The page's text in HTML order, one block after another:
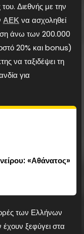
Διεθνής με την
ΑΕΚνα ασχοληθεί
άνω των 200.000
20% και bonus)
να ταξιδέψει τη
για
«Αθάνατος»
των Ελλήνων
ξεφύγει στα